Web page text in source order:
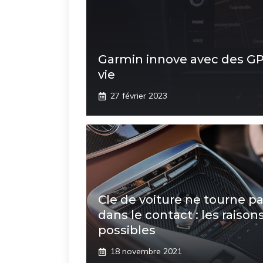
Garmin innove avec des
vie
27 février 2023
Cle de voiture ne tourne
dans le contact : les
possibles
18 novembre 2021